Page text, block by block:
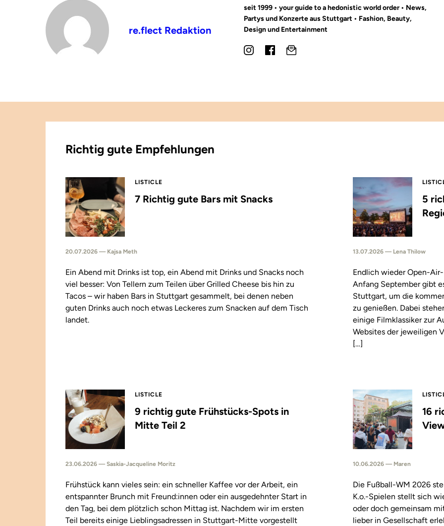
re.flect Redaktion
seit 1999 • your guide to a hedonistic world order • News,
Partys und Konzerte aus Stuttgart • Fashion, Beauty,
Design und Entertainment
Richtig gute Empfehlungen
LISTICLE
7 Richtig gute Bars mit Snacks
20.07.2026 — Kajsa Meth
Ein Abend mit Drinks ist top, ein Abend mit Drinks und Snacks noch
viel besser: Von Tellern zum Teilen über Grilled Cheese bis hin zu
Tacos – wir haben Bars in Stuttgart gesammelt, bei denen neben
guten Drinks auch noch etwas Leckeres zum Snacken auf dem Tisch
landet.
5
13.07.2026 — Lena Thilow
Endlich wieder Open-
Anfang September gibt
Stuttgart, um die
zu genießen. Dabei
einige Filmklassiker zur
Websites der jeweiligen
[…]
LISTICLE
9 richtig gute Frühstücks-Spots in
Mitte Teil 2
23.06.2026 — Saskia-Jacqueline Moritz
Frühstück kann vieles sein: ein schneller Kaffee vor der Arbeit, ein
entspannter Brunch mit Freund:innen oder ein ausgedehnter Start in
den Tag, bei dem plötzlich schon Mittag ist. Nachdem wir im ersten
Teil bereits einige Lieblingsadressen in Stuttgart-Mitte vorgestellt
16
10.06.2026 — Maren
Die Fußball-WM 2026
K.o.-Spielen stellt sich
oder doch gemeinsam
lieber in Gesellschaft